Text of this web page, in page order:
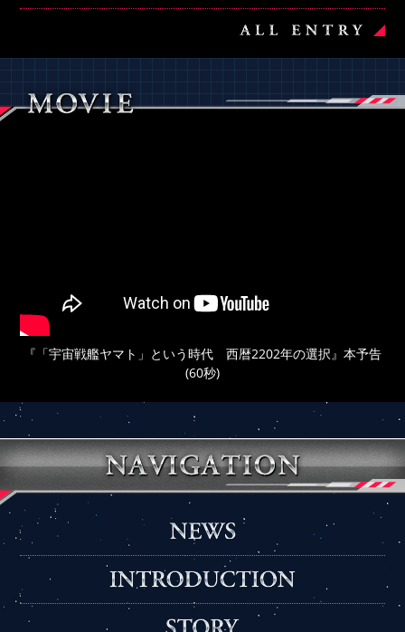
『「宇宙戦艦ヤマト」という時代 西暦2202年の選択』本予告
(60秒)